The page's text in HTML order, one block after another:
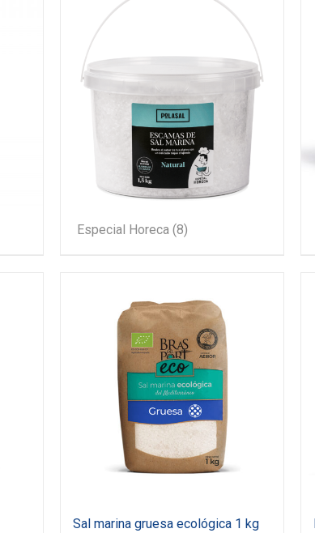
Especial Horeca (8)
Sal marina gruesa ecológica 1 kg